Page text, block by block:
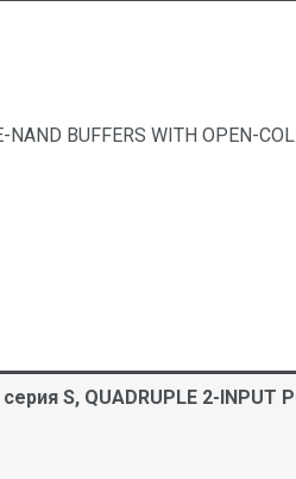
BUFFERS WITH OPEN-
S, QUADRUPLE 2-INPUT